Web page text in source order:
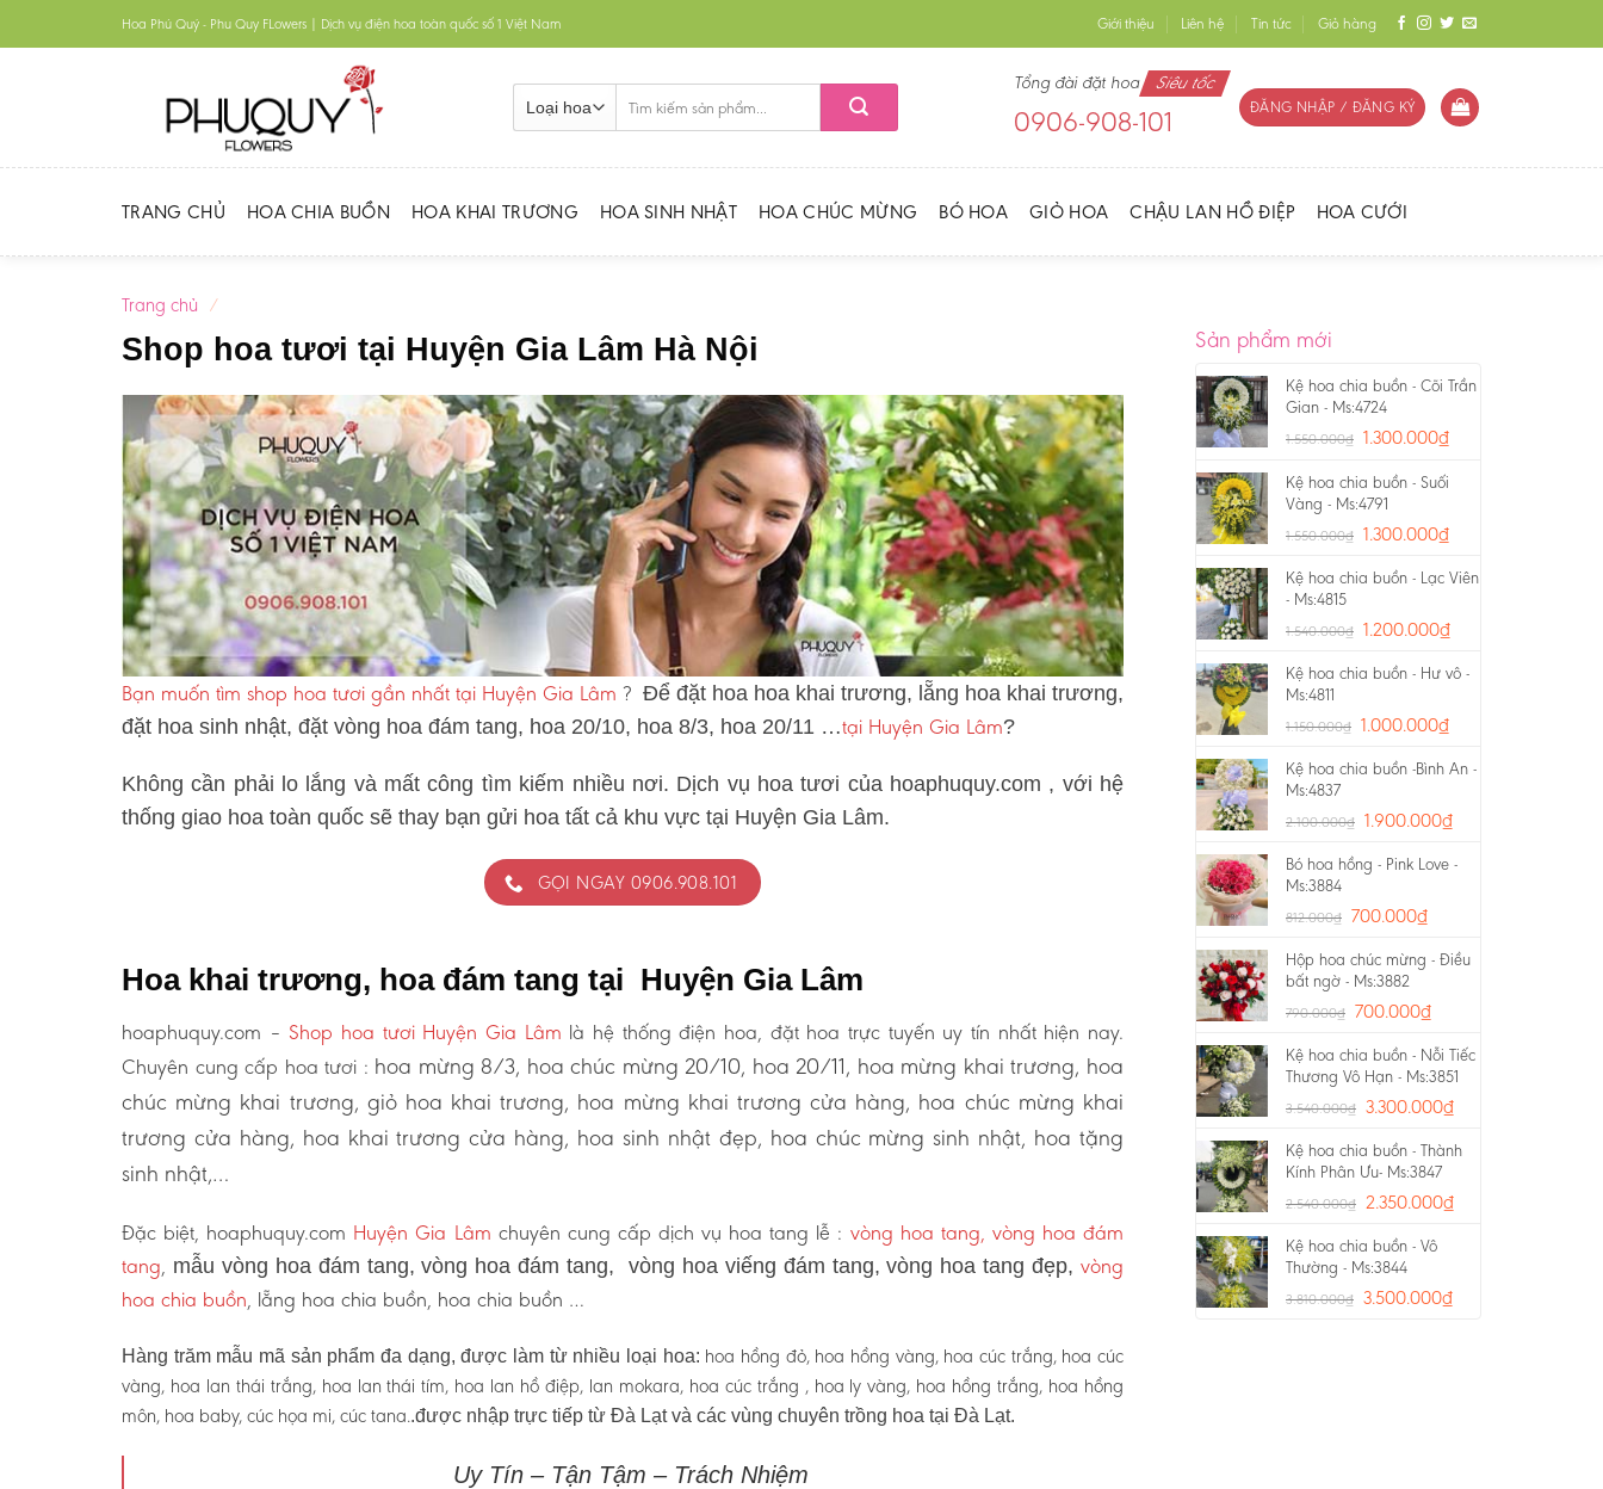
to
Hoa Phú Quý - Phu Quy FLowers | Dịch vụ điện hoa toàn quốc số 1 Việt Nam Giới thiệu Liên hệ Tin tức Giỏ hàng
kiếm:
Tổng đài đặt hoa Siêu tốc
0906-908-101 ĐĂNG NHẬP / ĐĂNG KÝ
TRANG CHỦ HOA CHIA BUỒN HOA KHAI TRƯƠNG HOA SINH NHẬT HOA CHÚC MỪNG BÓ HOA GIỎ HOA CHẬU LAN HỒ ĐIỆP HOA CƯỚI
Trang chủ /
Shop hoa tươi tại Huyện Gia Lâm Hà Nội
Bạn muốn tìm shop hoa tươi gần nhất tại Huyện Gia Lâm ? Để đặt hoa hoa khai trương, lẵng hoa khai trương,
đặt hoa sinh nhật, đặt vòng hoa đám tang, hoa 20/10, hoa 8/3, hoa 20/11 …tại Huyện Gia Lâm?
Không cần phải lo lắng và mất công tìm kiếm nhiều nơi. Dịch vụ hoa tươi của hoaphuquy.com , với hệ
thống giao hoa toàn quốc sẽ thay bạn gửi hoa tất cả khu vực tại Huyện Gia Lâm.
GỌI NGAY 0906.908.101
Hoa khai trương, hoa đám tang tại Huyện Gia Lâm
hoaphuquy.com – Shop hoa tươi Huyện Gia Lâm là hệ thống điện hoa, đặt hoa trực tuyến uy tín nhất hiện nay.
Chuyên cung cấp hoa tươi : hoa mừng 8/3, hoa chúc mừng 20/10, hoa 20/11, hoa mừng khai trương, hoa
chúc mừng khai trương, giỏ hoa khai trương, hoa mừng khai trương cửa hàng, hoa chúc mừng khai
trương cửa hàng, hoa khai trương cửa hàng, hoa sinh nhật đẹp, hoa chúc mừng sinh nhật, hoa tặng
sinh nhật,…
Đặc biệt, hoaphuquy.com Huyện Gia Lâm chuyên cung cấp dịch vụ hoa tang lễ : vòng hoa tang, vòng hoa đám
tang, mẫu vòng hoa đám tang, vòng hoa đám tang, vòng hoa viếng đám tang, vòng hoa tang đẹp,vòng
hoa chia buồn, lẵng hoa chia buồn, hoa chia buồn …
Hàng trăm mẫu mã sản phẩm đa dạng, được làm từ nhiều loại hoa: hoa hồng đỏ, hoa hồng vàng, hoa cúc trắng, hoa cúc
vàng, hoa lan thái trắng, hoa lan thái tím, hoa lan hồ điệp, lan mokara, hoa cúc trắng , hoa ly vàng, hoa hồng trắng, hoa hồng
môn, hoa baby, cúc họa mi, cúc tana..được nhập trực tiếp từ Đà Lạt và các vùng chuyên trồng hoa tại Đà Lạt.
Uy Tín – Tận Tậm – Trách Nhiệm
Sản phẩm mới
Kệ hoa chia buồn - Cõi Trần
Gian - Ms:4724
1.550.000₫ 1.300.000₫
Kệ hoa chia buồn - Suối
Vàng - Ms:4791
1.550.000₫ 1.300.000₫
Kệ hoa chia buồn - Lạc Viên
- Ms:4815
1.540.000₫ 1.200.000₫
Kệ hoa chia buồn - Hư vô -
Ms:4811
1.150.000₫ 1.000.000₫
Kệ hoa chia buồn -Bình An -
Ms:4837
2.100.000₫ 1.900.000₫
Bó hoa hồng - Pink Love -
Ms:3884
812.000₫ 700.000₫
Hộp hoa chúc mừng - Điều
bất ngờ - Ms:3882
790.000₫ 700.000₫
Kệ hoa chia buồn - Nỗi Tiếc
Thương Vô Hạn - Ms:3851
3.540.000₫ 3.300.000₫
Kệ hoa chia buồn - Thành
Kính Phân Ưu- Ms:3847
2.540.000₫ 2.350.000₫
Kệ hoa chia buồn - Vô
Thường - Ms:3844
3.810.000₫ 3.500.000₫